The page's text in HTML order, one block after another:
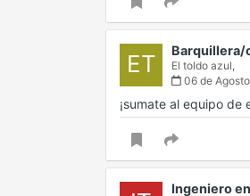
ET Barquillera/
El toldo azul,
06 de
¡sumate al equipo
Ingeniero